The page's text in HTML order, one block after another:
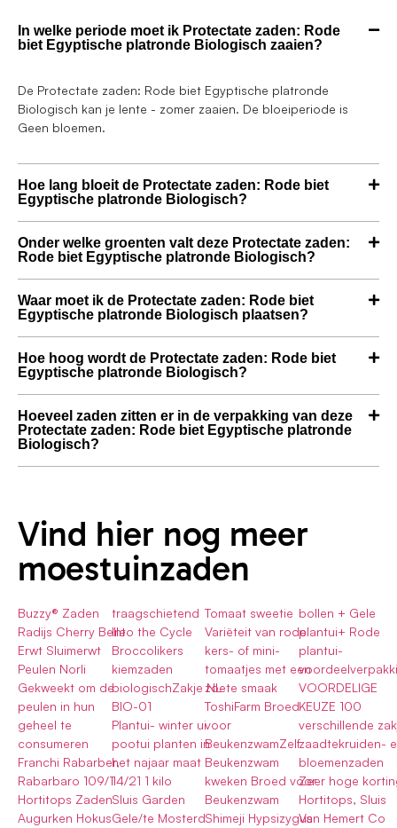
In welke periode moet ik Protectate zaden: Rode
biet Egyptische platronde Biologisch zaaien?
De Protectate zaden: Rode biet Egyptische platronde
Biologisch kan je lente - zomer zaaien. De bloeiperiode is
Geen bloemen.
Hoe lang bloeit de Protectate zaden: Rode biet
Egyptische platronde Biologisch?
Onder welke groenten valt deze Protectate zaden:
Rode biet Egyptische platronde Biologisch?
Waar moet ik de Protectate zaden: Rode biet
Egyptische platronde Biologisch plaatsen?
Hoe hoog wordt de Protectate zaden: Rode biet
Egyptische platronde Biologisch?
Hoeveel zaden zitten er in de verpakking van deze
Protectate zaden: Rode biet Egyptische platronde
Biologisch?
Vind hier nog meer
moestuinzaden
Buzzy® Zaden
Radijs Cherry Belle
Erwt Sluimerwt
Peulen Norli
Gekweekt om de
peulen in hun
geheel te
consumeren
Franchi Rabarber,
Rabarbaro 109/1
Hortitops Zaden
Augurken Hokus
traagschietend
Into the Cycle
Broccolikers
kiemzaden
biologischZakje NL-
BIO-01
Plantui- winter ui
pootui planten in
het najaar maat
14/21 1 kilo
Sluis Garden
Gele/te Mosterd
Tomaat sweetie
Variëteit van rode
kers- of mini-
tomaatjes met een
zoete smaak
ToshiFarm Broed
voor
BeukenzwamZelf
Beukenzwam
kweken Broed voor
Beukenzwam
Shimeji Hypsizygus
bollen + Gele
plantui+ Rode
plantui-
VOORDELIGE
KEUZE 100
verschillende
zaadtekruiden-
bloemenzaden
Zeer hoge
Hortitops, Sluis
Van Hemert Co